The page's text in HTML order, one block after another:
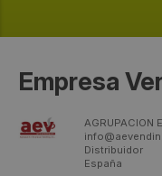
Empresa
AGRUPACION
Distribuidor
España